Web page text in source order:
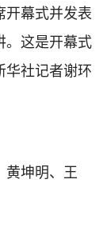
开幕式并发表
。这是开幕式
华社记者谢环
坤明、王